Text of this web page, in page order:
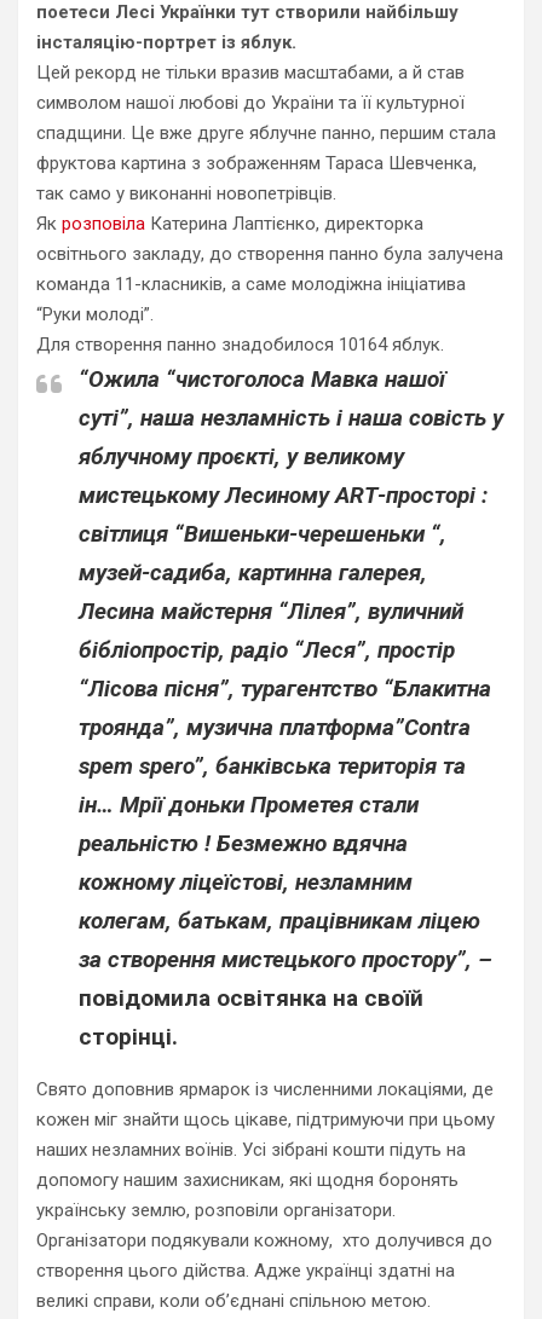
поетеси Лесі Українки тут створили найбільшу
інсталяцію-портрет із яблук.
Цей рекорд не тільки вразив масштабами, а й став
символом нашої любові до України та її культурної
спадщини. Це вже друге яблучне панно, першим стала
фруктова картина з зображенням Тараса Шевченка,
так само у виконанні новопетрівців.
Як розповіла Катерина Лаптієнко, директорка
освітнього закладу, до створення панно була залучена
команда 11-класників, а саме молодіжна ініціатива
“Руки молоді”.
Для створення панно знадобилося 10164 яблук.
“Ожила “чистоголоса Мавка нашої
суті”, наша незламність і наша совість у
яблучному проєкті, у великому
мистецькому Лесиному АRТ-просторі :
світлиця “Вишеньки-черешеньки “,
музей-садиба, картинна галерея,
Лесина майстерня “Лілея”, вуличний
бібліопростір, радіо “Леся”, простір
“Лісова пісня”, турагентство “Блакитна
троянда”, музична платформа”Contra
spem spero”, банківська територія та
ін… Мрії доньки Прометея стали
реальністю ! Безмежно вдячна
кожному ліцеїстові, незламним
колегам, батькам, працівникам ліцею
за створення мистецького простору”, –
повідомила освітянка на своїй
сторінці.
Свято доповнив ярмарок із численними локаціями, де
кожен міг знайти щось цікаве, підтримуючи при цьому
наших незламних воїнів. Усі зібрані кошти підуть на
допомогу нашим захисникам, які щодня боронять
українську землю, розповіли організатори.
Організатори подякували кожному, хто долучився до
створення цього дійства. Адже українці здатні на
великі справи, коли об’єднані спільною метою.